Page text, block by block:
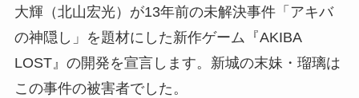
大輝（北山宏光）が13年前の未解決事件「アキバ
の神隠し」を題材にした新作ゲーム『AKIBA
LOST』の開発を宣言します。新城の末妹・瑠璃は
この事件の被害者でした。